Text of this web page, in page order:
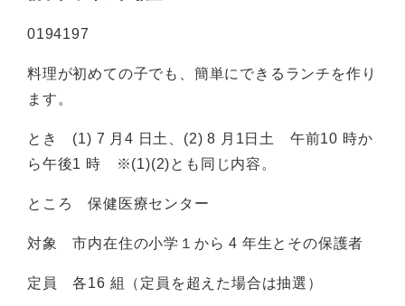
0194197
料理が初めての子でも、簡単にできるランチを作り
ます。
とき (1) 7 月4 日土、(2) 8 月1日土 午前10 時か
ら午後1 時 ※(1)(2)とも同じ内容。
ところ 保健医療センター
対象 市内在住の小学１から 4 年生とその保護者
定員 各16 組（定員を超えた場合は抽選）